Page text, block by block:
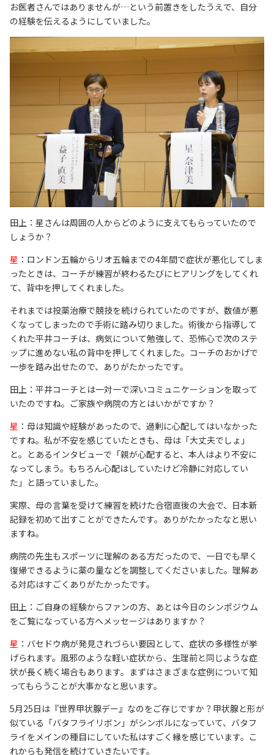
お医者さんではありませんが…という前置きをしたうえで、自分
の経験を伝えるようにしていました。
田上：星さんは周囲の人からどのように支えてもらっていたので
しょうか？
星 ：ロンドン五輪からリオ五輪までの4年間で症状が悪化してしま
ったときは、コーチが練習が終わるたびにヒアリングをしてくれ
て、背中を押してくれました。
それまでは投薬治療で競技を続けられていたのですが、数値が悪
くなってしまったので手術に踏み切りました。術後から指導して
くれた平井コーチは、病気について勉強して、恐怖心で次のステ
ップに進めない私の背中を押してくれました。コーチのおかげで
一歩を踏み出せたので、ありがたかったです。
田上：平井コーチとは一対一で深いコミュニケーションを取って
いたのですね。ご家族や病院の方とはいかがですか？
星 ：母は知識や経験があったので、過剰に心配してはいなかった
ですね。私が不安を感じていたときも、母は「大丈夫でしょ」
と。とあるインタビューで「親が心配すると、本人はより不安に
なってしまう。もちろん心配はしていたけど冷静に対応してい
た」と語っていました。
実際、母の言葉を受けて練習を続けた合宿直後の大会で、日本新
記録を初めて出すことができたんです。ありがたかったなと思い
ますね。
病院の先生もスポーツに理解のある方だったので、一日でも早く
復帰できるように薬の量などを調整してくださいました。理解あ
る対応はすごくありがたかったです。
田上：ご自身の経験からファンの方、あとは今日のシンポジウム
をご覧になっている方へメッセージはありますか？
星 ：バセドウ病が発見されづらい要因として、症状の多様性が挙
げられます。風邪のような軽い症状から、生理前と同じような症
状が長く続く場合もあります。まずはさまざまな症例について知
ってもらうことが大事かなと思います。
5月25日は『世界甲状腺デー』なのをご存じですか？甲状腺と形が
似ている「バタフライリボン」がシンボルになっていて、バタフ
ライをメインの種目にしていた私はすごく縁を感じています。こ
れからも発信を続けていきたいです。